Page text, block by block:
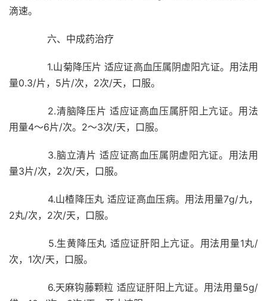
滴速。
六、中成药治疗
1.山菊降压片 适应证高血压属阴虚阳亢证。用法用
量0.3/片，5片/次，2次/天，口服。
2.清脑降压片 适应证高血压属肝阳上亢证。用法
用量4～6片/次。2～3次/天，口服。
3.脑立清片 适应证高血压属阴虚阳亢证。用法用
量3片/次，2次/天，口服。
4.山楂降压丸 适应证高血压病。用法用量7g/九，
2丸/次，2次/天，口服。
5.生黄降压丸 适应证肝阳上亢证。用法用量1丸/
次，1次/天，口服。
6.天麻钩藤颗粒 适应证肝阳上亢证。用法用量5g/